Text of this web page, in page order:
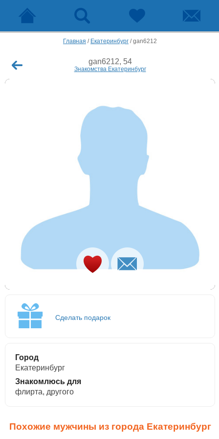
Главная / Екатеринбург /gan6212
gan6212, 54
Знакомства Екатеринбург
Сделать подарок
Город
Екатеринбург
Знакомлюсь для
флирта, другого
Похожие мужчины из города Екатеринбург